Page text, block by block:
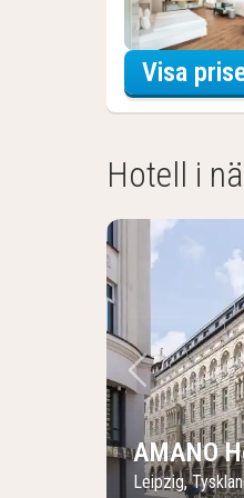
Visa
Hotell i
AMANO
Leipzig,